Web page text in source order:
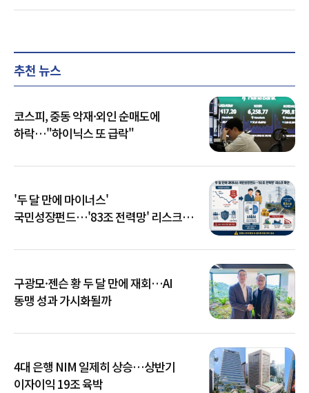
추천 뉴스
코스피, 중동 악재·외인 순매도에
하락…"하이닉스 또 급락"
'두 달 만에 마이너스'
국민성장펀드…'83조 전력망' 리스크
구광모·젠슨 황 두 달 만에 재회…AI
동맹 성과 가시화될까
4대 은행 NIM 일제히 상승…상반기
이자이익 19조 육박